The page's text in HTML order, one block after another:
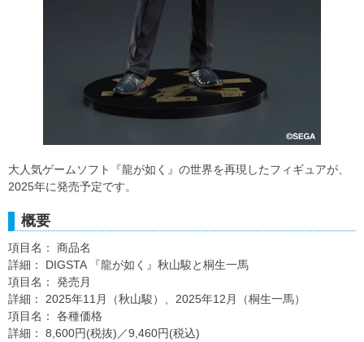
大人気ゲームソフト『龍が如く』の世界を再現したフィギュアが、
2025年に発売予定です。
概要
項目名： 商品名
詳細： DIGSTA 『龍が如く』秋山駿と桐生一馬
項目名： 発売月
詳細： 2025年11月（秋山駿）、2025年12月（桐生一馬）
項目名： 各種価格
詳細： 8,600円(税抜)／9,460円(税込)